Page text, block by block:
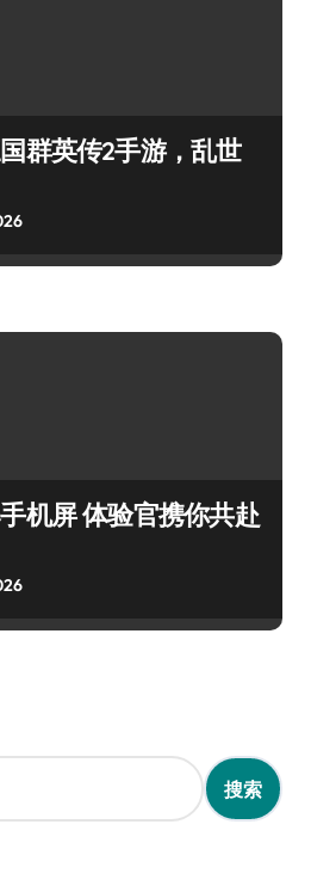
群英传2手游，乱世
机屏 体验官携你共赴